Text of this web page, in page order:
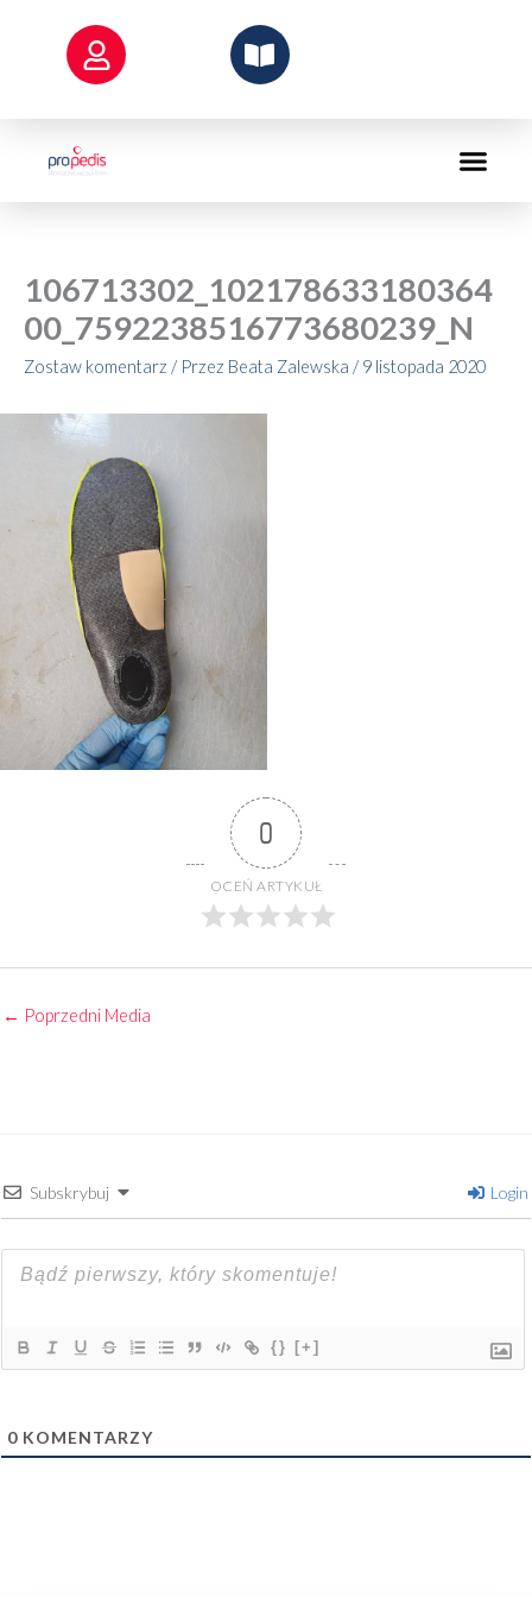
106713302_102178633180364
00_7592238516773680239_N
Zostaw komentarz / Przez Beata Zalewska / 9 listopada 2020
0
OCEŃ ARTYKUŁ
← Poprzedni Media
Subskrybuj Login
{} [+]
0 KOMENTARZY